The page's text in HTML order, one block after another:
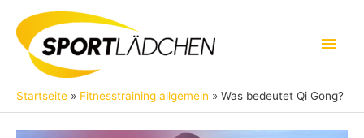
Inhalt
springen
Startseite Fitnesstraining allgemein Was bedeutet Qi Gong?